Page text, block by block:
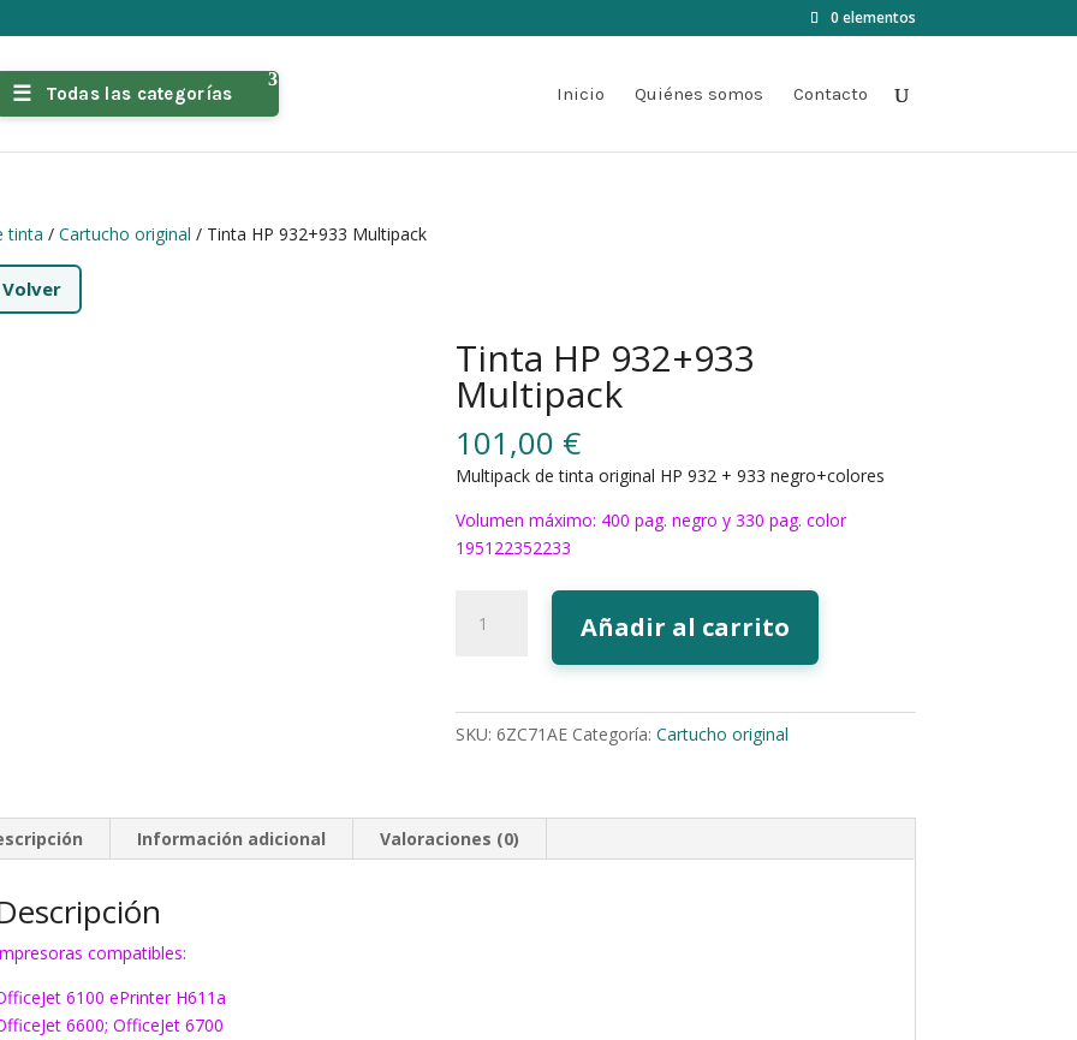
0 elementos
Todas las categorías Inicio Quiénes somos Contacto
tinta /Cartucho original / Tinta HP 932+933 Multipack
Volver
Tinta HP 932+933
Multipack
101,00 €
Multipack de tinta original HP 932 + 933 negro+colores
Volumen máximo: 400 pag. negro y 330 pag. color
195122352233
cantidad
Añadir al carrito
SKU: 6ZC71AE Categoría: Cartucho original
Información adicional Valoraciones (0)
compatibles:
6100 ePrinter H611a
6600; OfficeJet 6700